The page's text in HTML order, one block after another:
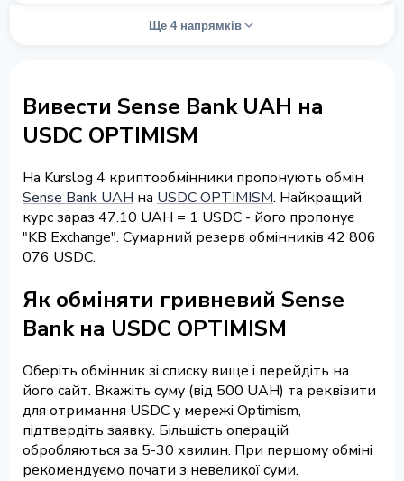
Ще 4 напрямків
Вивести Sense Bank UAH на
USDC OPTIMISM
На Kurslog 4 криптообмінники пропонують обмін
Sense Bank UAH на USDC OPTIMISM. Найкращий
курс зараз 47.10 UAH = 1 USDC - його пропонує
"KB Exchange". Сумарний резерв обмінників 42 806
076 USDC.
Як обміняти гривневий Sense
Bank на USDC OPTIMISM
Оберіть обмінник зі списку вище і перейдіть на
його сайт. Вкажіть суму (від 500 UAH) та реквізити
для отримання USDC у мережі Optimism,
підтвердіть заявку. Більшість операцій
обробляються за 5-30 хвилин. При першому обміні
рекомендуємо почати з невеликої суми.